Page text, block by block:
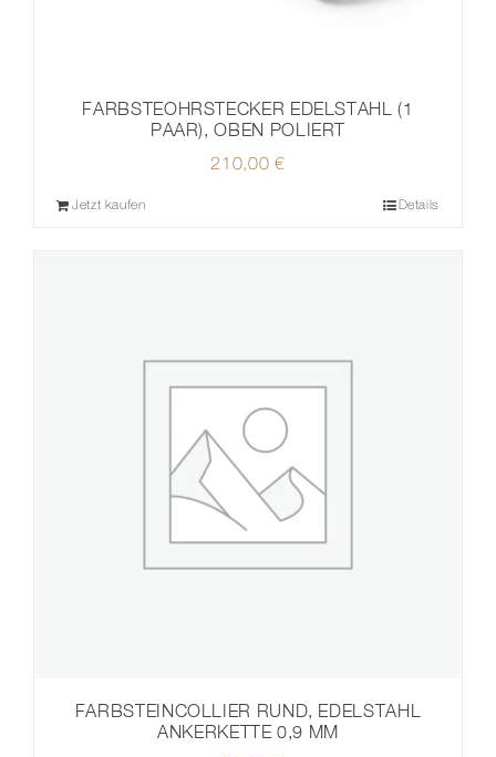
FARBSTEOHRSTECKER EDELSTAHL (1
PAAR), OBEN POLIERT
210,00 €
Jetzt kaufen Details
FARBSTEINCOLLIER RUND, EDELSTAHL
ANKERKETTE 0,9 MM